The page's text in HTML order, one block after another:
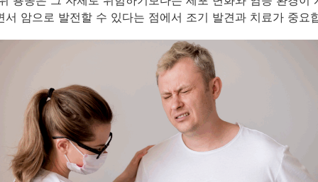
서 암으로 발전할 수 있다는 점에서 조기 발견과 치료가 중요